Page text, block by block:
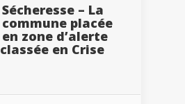
Sécheresse – La
commune placée
en zone d’alerte
classée en Crise